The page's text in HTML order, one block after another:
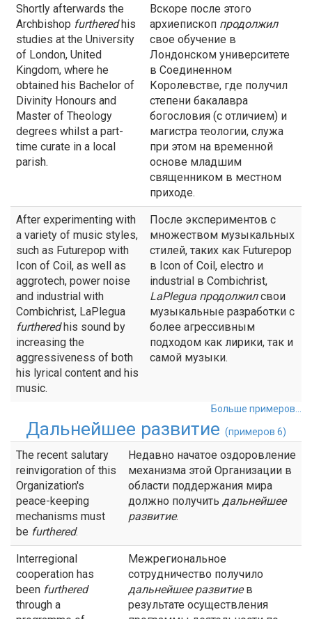
Shortly afterwards the
Archbishop furtheredhis
studies at the University
of London, United
Kingdom, where he
obtained his Bachelor of
Divinity Honours and
Master of Theology
degrees whilst a part-
time curate in a local
parish.
Вскоре после этого
архиепископ продолжил
свое обучение в
Лондонском университете
в Соединенном
Королевстве, где получил
степени бакалавра
богословия (с отличием) и
магистра теологии, служа
при этом на временной
основе младшим
священником в местном
приходе.
After experimenting with
a variety of music styles,
such as Futurepop with
Icon of Coil, as well as
aggrotech, power noise
and industrial with
Combichrist, LaPlegua
furtheredhis sound by
increasing the
aggressiveness of both
his lyrical content and his
music.
После экспериментов с
множеством музыкальных
стилей, таких как Futurepop
в Icon of Coil, electro и
industrial в Combichrist,
LaPlegua продолжилсвои
музыкальные разработки с
более агрессивным
подходом как лирики, так и
самой музыки.
Больше примеров...
Дальнейшее развитие (примеров 6)
The recent salutary
reinvigoration of this
Organization's
peace-keeping
mechanisms must
be furthered.
Недавно начатое оздоровление
механизма этой Организации в
области поддержания мира
должно получить дальнейшее
развитие.
Interregional
cooperation has
been furthered
through a
Межрегиональное
сотрудничество получило
дальнейшее развитиев
результате осуществления